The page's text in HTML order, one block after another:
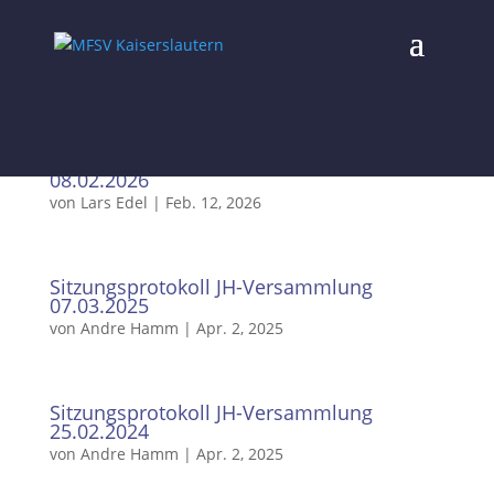
08.02.2026
von Lars Edel | Feb. 12, 2026
Sitzungsprotokoll JH-Versammlung
07.03.2025
von Andre Hamm | Apr. 2, 2025
Sitzungsprotokoll JH-Versammlung
25.02.2024
von Andre Hamm | Apr. 2, 2025